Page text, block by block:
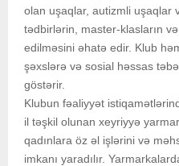
olan uşaqlar, autizmli uşaqlar
tədbirlərin, master-klasların
edilməsini əhatə edir. Klub
şəxslərə və sosial həssas
göstərir.
Klubun fəaliyyət
il təşkil olunan xeyriyyə
qadınlara öz əl işlərini və
imkanı yaradılır.